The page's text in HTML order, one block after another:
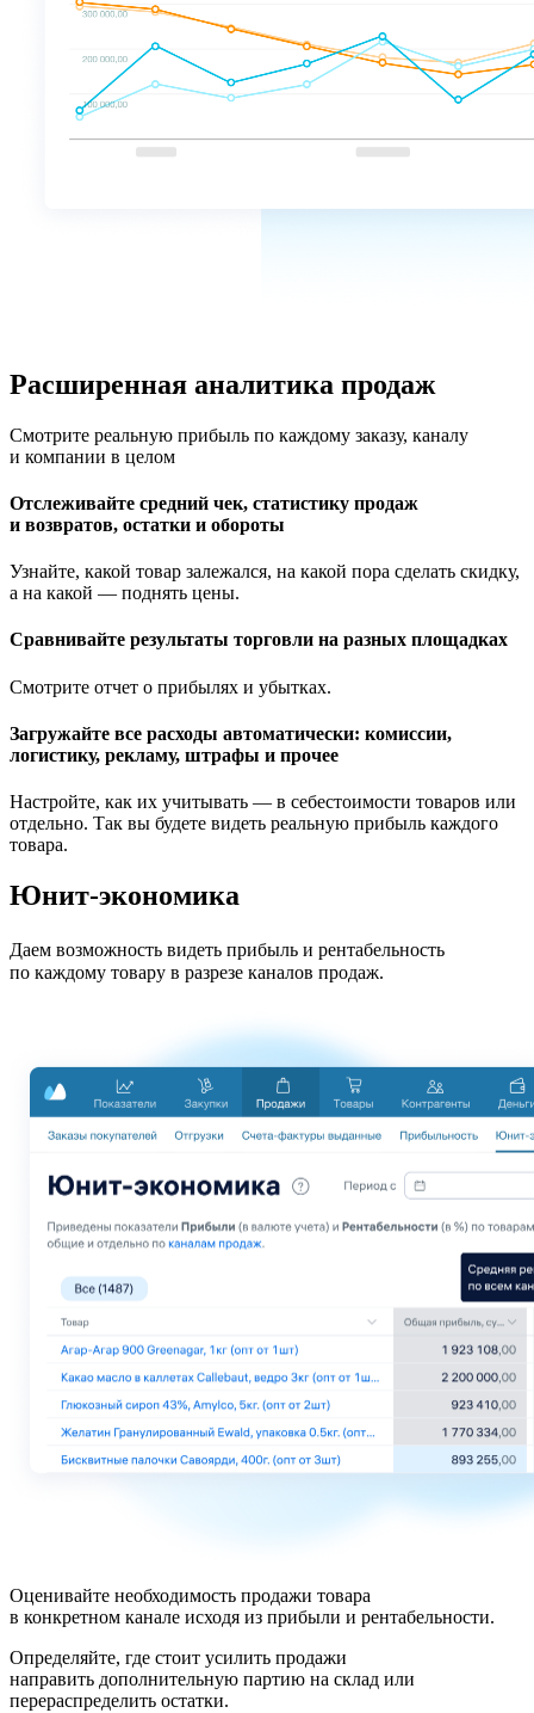
Расширенная аналитика продаж
Смотрите реальную прибыль по каждому заказу, каналу
и компании в целом
Отслеживайте средний чек, статистику продаж
и возвратов, остатки и обороты
Узнайте, какой товар залежался, на какой пора сделать скидку,
а на какой — поднять цены.
Сравнивайте результаты торговли на разных площадках
Смотрите отчет о прибылях и убытках.
Загружайте все расходы автоматически: комиссии,
логистику, рекламу, штрафы и прочее
Настройте, как их учитывать — в себестоимости товаров или
отдельно. Так вы будете видеть реальную прибыль каждого
товара.
Юнит-экономика
Даем возможность видеть прибыль и рентабельность
по каждому товару в разрезе каналов продаж.
Оценивайте необходимость продажи товара
в конкретном канале исходя из прибыли и рентабельности.
Определяйте, где стоит усилить продажи
направить дополнительную партию на склад или
перераспределить остатки.